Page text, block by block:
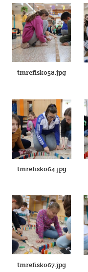
tmrefisk058.jpg
tmrefisk064.jpg
tmrefisk067.jpg